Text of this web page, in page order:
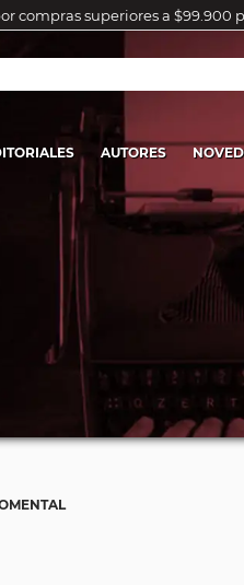
compras superiores a $99.900
AUTORES